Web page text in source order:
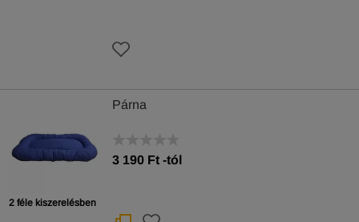
2 féle kiszerelésben
Párna
3 190 Ft -tól